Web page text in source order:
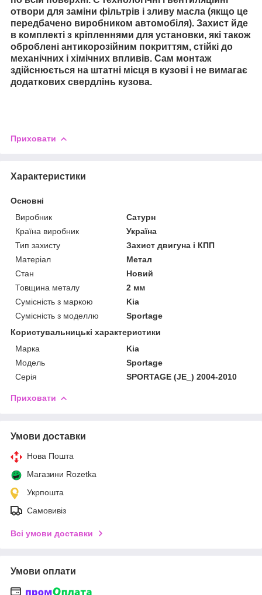
отвори для заміни фільтрів і зливу масла (якщо це
передбачено виробником автомобіля). Захист йде
в комплекті з кріпленнями для установки, які також
оброблені антикорозійним покриттям, стійкі до
механічних і хімічних впливів. Сам монтаж
здійснюється на штатні місця в кузові і не вимагає
додаткових свердлінь кузова.
Приховати
Характеристики
Основні
Виробник
Сатурн
Країна виробник
Україна
Тип захисту
Захист двигуна і КПП
Матеріал
Метал
Стан
Новий
Товщина металу
2 мм
Сумісність з маркою
Kia
Сумісність з моделлю
Sportage
Користувальницькі характеристики
Марка
Kia
Модель
Sportage
Серія
SPORTAGE (JE_) 2004-2010
Приховати
Умови доставки
Нова Пошта
Магазини Rozetka
Укрпошта
Самовивіз
Всі умови доставки
Умови оплати